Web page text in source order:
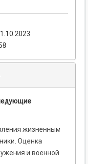
жизненным
Оценка
и военной